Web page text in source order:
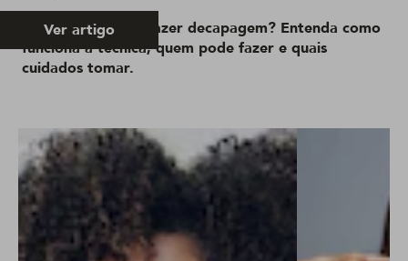
Quer saber como fazer decapagem? Entenda como
funciona a técnica, quem pode fazer e quais
cuidados tomar.
Ver artigo